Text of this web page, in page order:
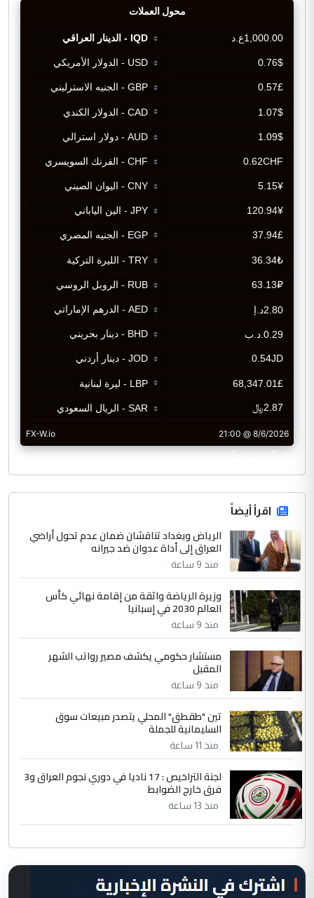
CurrencyRate
اقرأ أيضاً
الرياض وبغداد تناقشان ضمان عدم تحول أراضي
العراق إلى أداة عدوان ضد جيرانه
منذ 9 ساعة
وزيرة الرياضة واثقة من إقامة نهائي كأس
العالم 2030 في إسبانيا
منذ 9 ساعة
مستشار حكومي يكشف مصير رواتب الشهر
المقبل
منذ 9 ساعة
تين "طقطق" المحلي يتصدر مبيعات سوق
السليمانية للجملة
منذ 11 ساعة
لجنة التراخيص : 17 ناديا في دوري نجوم العراق و3
فرق خارج الضوابط
منذ 13 ساعة